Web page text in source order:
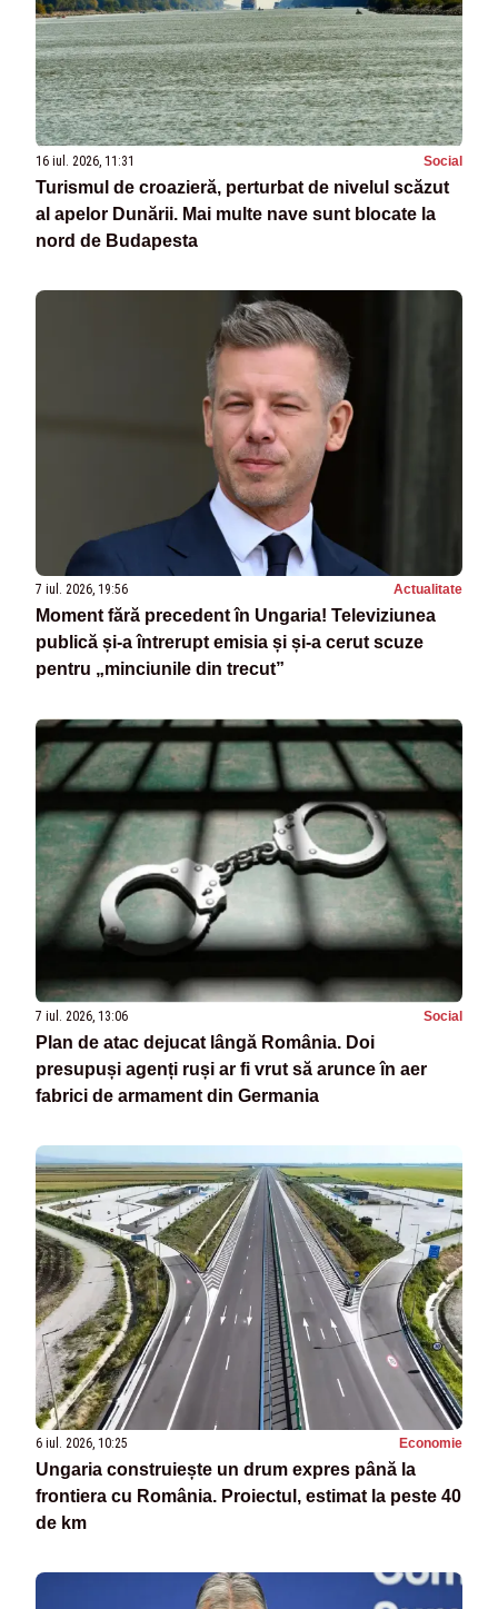
16 iul. 2026, 11:31 Social
Turismul de croazieră, perturbat de nivelul scăzut
al apelor Dunării. Mai multe nave sunt blocate la
nord de Budapesta
7 iul. 2026, 19:56 Actualitate
Moment fără precedent în Ungaria! Televiziunea
publică și-a întrerupt emisia și și-a cerut scuze
pentru „minciunile din trecut”
7 iul. 2026, 13:06 Social
Plan de atac dejucat lângă România. Doi
presupuși agenți ruși ar fi vrut să arunce în aer
fabrici de armament din Germania
6 iul. 2026, 10:25 Economie
Ungaria construiește un drum expres până la
frontiera cu România. Proiectul, estimat la peste 40
de km